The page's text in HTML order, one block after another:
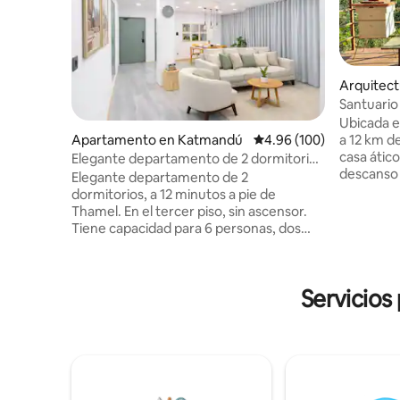
Apartamento en Katmandú Calificación promedio:
4.96 (100)
Elegante departamento de 2 dormitorios
· Cerca de Thamel
Elegante departamento de 2
dormitorios, a 12 minutos a pie de
Thamel. En el tercer piso, sin ascensor.
Tiene capacidad para 6 personas, dos
TV 4K en la sala de estar y proyector de
cine de pared en el dormitorio principal.
dawari
de una
Ubicada
a 12 km
casa
con
senderos
minutos